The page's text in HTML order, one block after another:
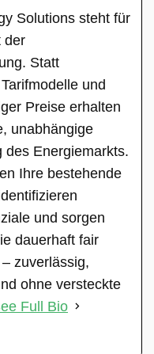
Solutions steht für
der
Statt
und
Preise erhalten
unabhängige
des Energiemarkts.
Ihre bestehende
und sorgen
dauerhaft fair
zuverlässig,
ohne versteckte
Full Bio